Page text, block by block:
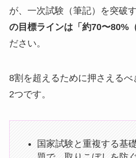
が、一次試験（筆記）を突破
の目標ラインは「約70〜80%
ださい。
8割を超えるために押さえる
2つです。
国家試験と重複する基